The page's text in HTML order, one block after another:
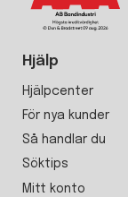
Hjälp
Hjälpcenter
För nya kunder
Så handlar du
Söktips
Mitt konto